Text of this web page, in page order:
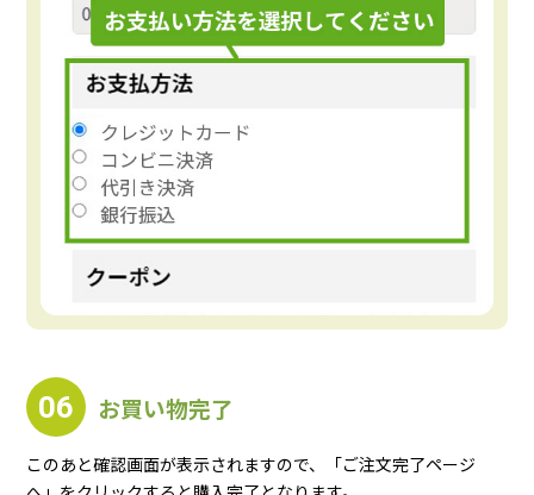
06 お買い物完了
このあと確認画面が表示されますので、「ご注文完了ページ